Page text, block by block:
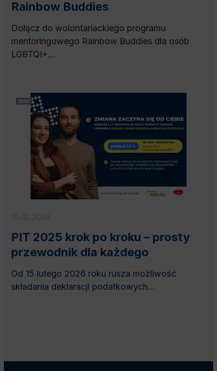
Rainbow Buddies
Dołącz do wolontariackiego programu
mentoringowego Rainbow Buddies dla osób
LGBTQI+...
INNE
PIT 2025 krok po kroku – prosty
przewodnik dla każdego
Od 15 lutego 2026 roku rusza możliwość
składania deklaracji podatkowych...